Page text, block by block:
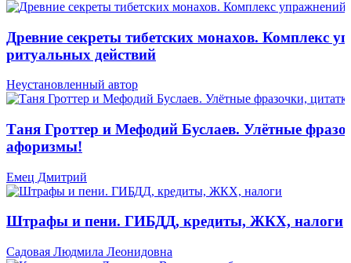
Древние секреты тибетских монахов. Комплекс
ритуальных действий
Неустановленный автор
Таня Гроттер и Мефодий Буслаев. Улётные
афоризмы!
Емец Дмитрий
Штрафы и пени. ГИБДД, кредиты, ЖКХ, налоги
Садовая Людмила Леонидовна